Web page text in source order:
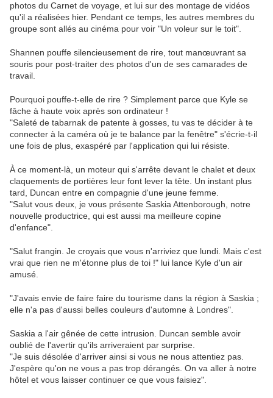
photos du Carnet de voyage, et lui sur des montage de vidéos
qu'il a réalisées hier. Pendant ce temps, les autres membres du
groupe sont allés au cinéma pour voir "Un voleur sur le toit".
Shannen pouffe silencieusement de rire, tout manœuvrant sa
souris pour post-traiter des photos d'un de ses camarades de
travail.
Pourquoi pouffe-t-elle de rire ? Simplement parce que Kyle se
fâche à haute voix après son ordinateur !
"Saleté de tabarnak de patente à gosses, tu vas te décider à te
connecter à la caméra où je te balance par la fenêtre" s'écrie-t-il
une fois de plus, exaspéré par l'application qui lui résiste.
À ce moment-là, un moteur qui s'arrête devant le chalet et deux
claquements de portières leur font lever la tête. Un instant plus
tard, Duncan entre en compagnie d'une jeune femme.
"Salut vous deux, je vous présente Saskia Attenborough, notre
nouvelle productrice, qui est aussi ma meilleure copine
d'enfance".
"Salut frangin. Je croyais que vous n'arriviez que lundi. Mais c'est
vrai que rien ne m'étonne plus de toi !" lui lance Kyle d'un air
amusé.
"J'avais envie de faire faire du tourisme dans la région à Saskia ;
elle n'a pas d'aussi belles couleurs d'automne à Londres".
Saskia a l'air gênée de cette intrusion. Duncan semble avoir
oublié de l'avertir qu'ils arriveraient par surprise.
"Je suis désolée d'arriver ainsi si vous ne nous attentiez pas.
J'espère qu'on ne vous a pas trop dérangés. On va aller à notre
hôtel et vous laisser continuer ce que vous faisiez".